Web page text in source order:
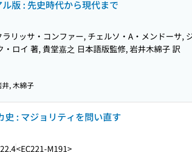
版 : 先史時代から現代まで
リッサ・コンファー, チェルソ・A・メンドーサ,
ロイ 著, 貴堂嘉之 日本語版監修, 岩井木綿子 訳
井, 木綿子
史 : マジョリティを問い直す
<EC221-M191>